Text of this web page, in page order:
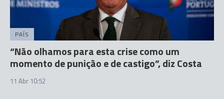
PAÍS
“Não olhamos para esta crise como um
momento de punição e de castigo”, diz Costa
11 Abr 10:52